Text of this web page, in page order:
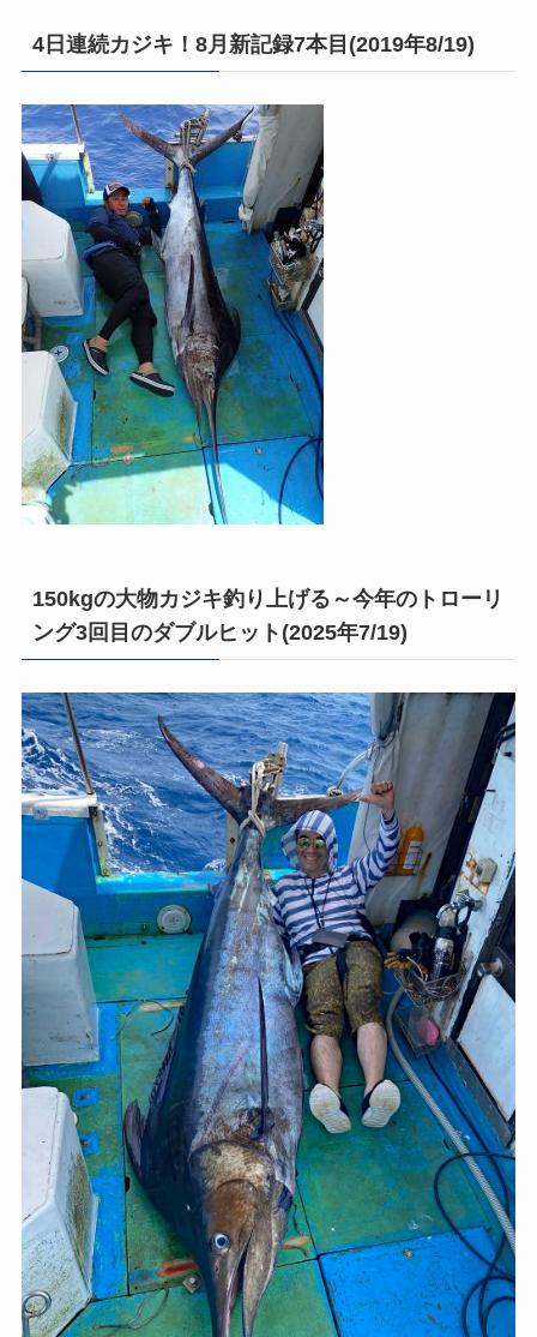
4日連続カジキ！8月新記録7本目(2019年8/19)
150kgの大物カジキ釣り上げる～今年のトローリ
ング3回目のダブルヒット(2025年7/19)